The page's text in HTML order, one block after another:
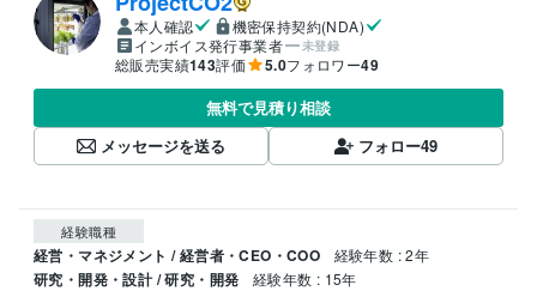
本人確認
機密保持契約(NDA)
インボイス発行事業者
未登録
総販売実績143評価 5.0フォロワー49
無料で見積り相談
メッセージを送る
フォロー49
経験職種
経営・マネジメント / 経営者・CEO・COO 経験年数 : 2年
研究・開発・設計 / 研究・開発 経験年数 : 15年